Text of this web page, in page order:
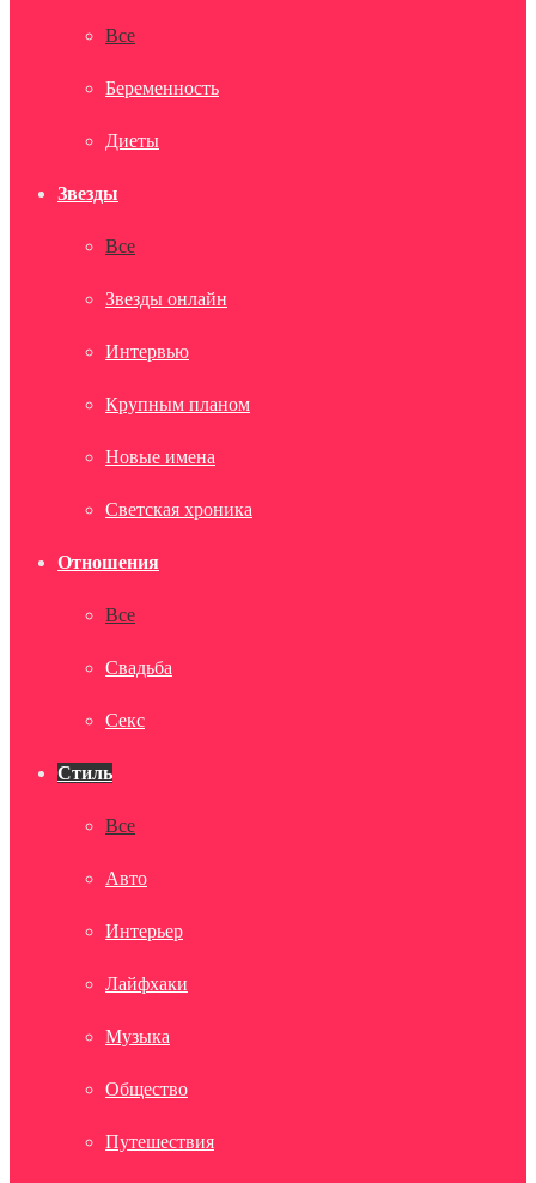
Все
Беременность
Диеты
Звезды
Все
Звезды онлайн
Интервью
Крупным планом
Новые имена
Светская хроника
Отношения
Все
Свадьба
Секс
Стиль
Все
Авто
Интерьер
Лайфхаки
Музыка
Общество
Путешествия